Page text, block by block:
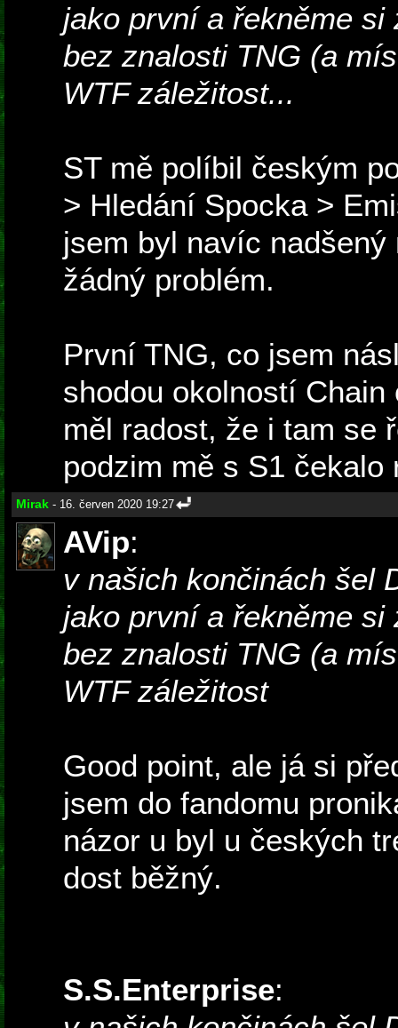
jako první a řekněme
bez znalosti TNG (a
WTF záležitost...
ST mě políbil českým
> Hledání Spocka >
jsem byl navíc
žádný problém.
První TNG, co jsem
shodou okolností
měl radost, že i tam se
podzim mě s S1 čekalo
Mirak - 16. červen 2020 19:27
AVip:
v našich končinách šel
jako první a řekněme
bez znalosti TNG (a
WTF záležitost
Good point, ale já si
jsem do fandomu
názor u byl u českých
dost běžný.
S.S.Enterprise: